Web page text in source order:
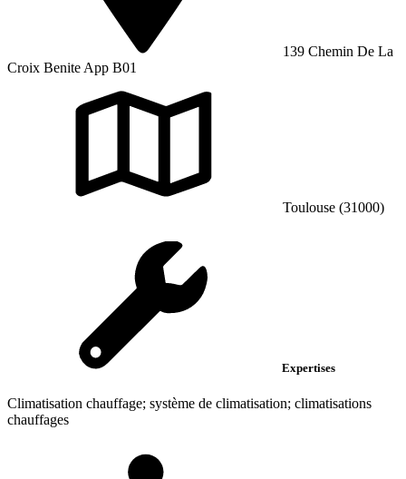
139 Chemin De La
Croix Benite App B01
Toulouse (31000)
Expertises
Climatisation chauffage; système de climatisation; climatisations
chauffages